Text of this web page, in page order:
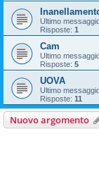
Ultimo
Risposte: 1
Cam
Ultimo
Risposte: 5
UOVA
Ultimo
Risposte: 11
Nuovo argomento